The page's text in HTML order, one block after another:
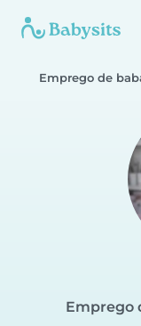
Emprego de
Emprego